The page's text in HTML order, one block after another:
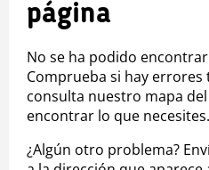
página
No se ha podido
Comprueba si hay errores
consulta nuestro mapa
encontrar lo que necesites.
¿Algún otro problema?